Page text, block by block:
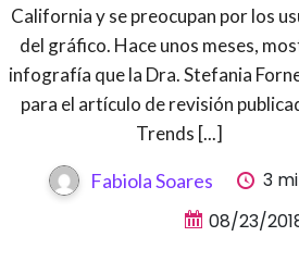
California y se preocupan por los
del gráfico. Hace unos meses,
infografía que la Dra. Stefania
para el artículo de revisión
Trends [...]
Fabiola Soares
3
08/23/